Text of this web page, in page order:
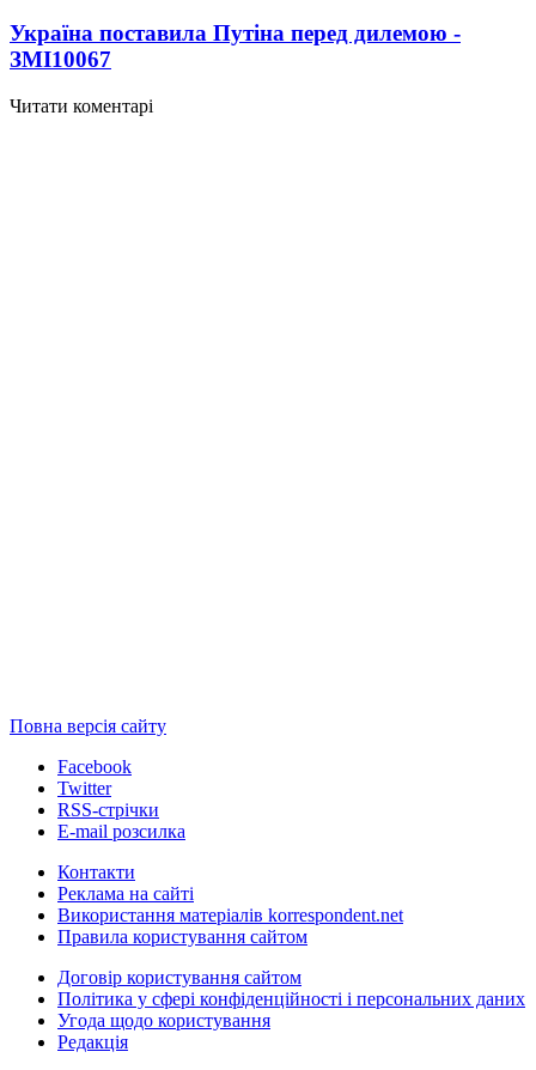
Україна поставила Путіна перед дилемою -
ЗМІ10067
Читати коментарі
Повна версія сайту
Facebook
Twitter
RSS-стрічки
E-mail розсилка
Контакти
Реклама на сайті
Використання матеріалів korrespondent.net
Правила користування сайтом
Договір користування сайтом
Політика у сфері конфіденційності і персональних даних
Угода щодо користування
Редакція